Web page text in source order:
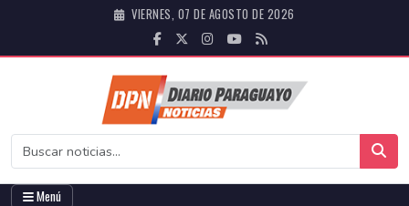
VIERNES, 07 DE AGOSTO DE 2026
Menú